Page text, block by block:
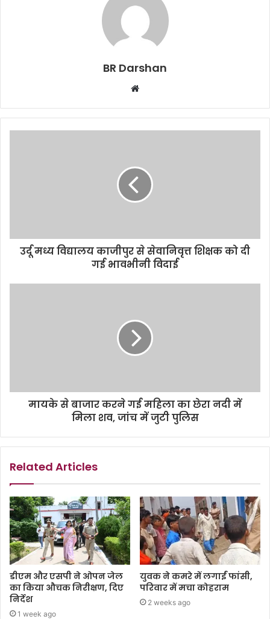
BR Darshan
b
s
e
उर्दू मध्य विद्यालय काजीपुर से सेवानिवृत्त शिक्षक को दी
गई भावभीनी विदाई
मायके से बाजार करने गई महिला का छेरा नदी में
मिला शव, जांच में जुटी पुलिस
Related Articles
डीएम और एसपी ने ओपन जेल
का किया औचक निरीक्षण, दिए
निर्देश
1 week ago
युवक ने कमरे में लगाईं फांसी,
परिवार में मचा कोहराम
2 weeks ago